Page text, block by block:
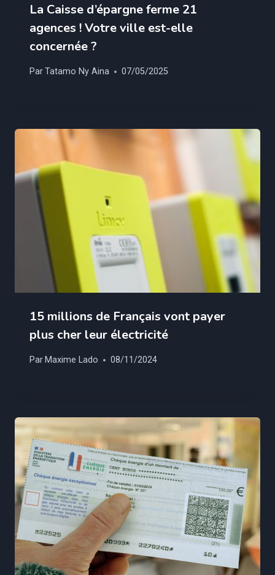
La Caisse d’épargne ferme 21
agences ! Votre ville est-elle
concernée ?
ParTatamo Ny Aina 07/05/2025
15 millions de Français vont payer
plus cher leur électricité
Par Maxime Lado 08/11/2024